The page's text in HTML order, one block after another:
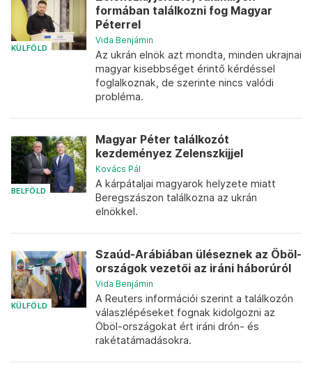
KÜLFÖLD
formában találkozni fog Magyar
Péterrel
Vida Benjámin
Az ukrán elnök azt mondta, minden ukrajnai
magyar kisebbséget érintő kérdéssel
foglalkoznak, de szerinte nincs valódi
probléma.
BELFÖLD
Magyar Péter találkozót
kezdeményez Zelenszkijjel
Kovács Pál
A kárpátaljai magyarok helyzete miatt
Beregszászon találkozna az ukrán
elnökkel.
KÜLFÖLD
Szaúd-Arábiában üléseznek az Öböl-
országok vezetői az iráni háborúról
Vida Benjámin
A Reuters információi szerint a találkozón
válaszlépéseket fognak kidolgozni az
Öböl-országokat ért iráni drón- és
rakétatámadásokra.